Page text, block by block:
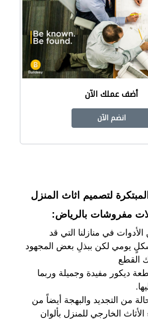
أضف عملك الآن
انضم الآن
لتصميم اثاث المنزل
مفروشات بالرياض:
في منازلنا التي قد
يومي لكن ببذلِ بعض المجهود
القطع
ديكور مفيدة وجميلة وربما
من التجديد والبهجة أيضاً من
الأثاث الخارجي للمنزل بألوان